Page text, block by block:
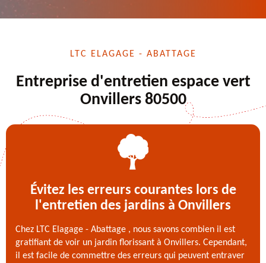
LTC ELAGAGE - ABATTAGE
Entreprise d'entretien espace vert
Onvillers 80500
Évitez les erreurs courantes lors de
l'entretien des jardins à Onvillers
Chez LTC Elagage - Abattage , nous savons combien il est
gratifiant de voir un jardin florissant à Onvillers. Cependant,
il est facile de commettre des erreurs qui peuvent entraver